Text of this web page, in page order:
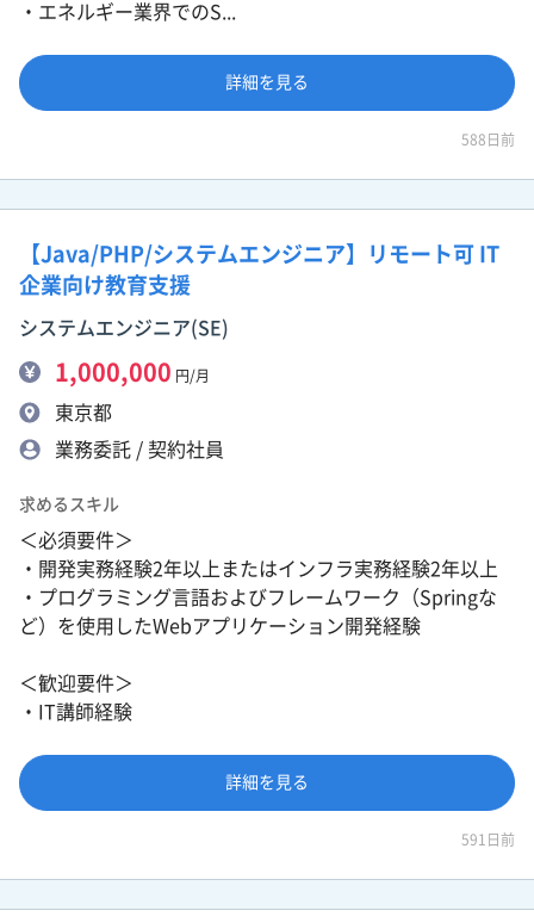
・エネルギー業界でのS...
詳細を見る
588日前
【Java/PHP/システムエンジニア】リモート可 IT
企業向け教育支援
システムエンジニア(SE)
1,000,000 円/月
東京都
業務委託 / 契約社員
求めるスキル
＜必須要件＞
・開発実務経験2年以上またはインフラ実務経験2年以上
・プログラミング言語およびフレームワーク（Springな
ど）を使用したWebアプリケーション開発経験
＜歓迎要件＞
・IT講師経験
詳細を見る
591日前